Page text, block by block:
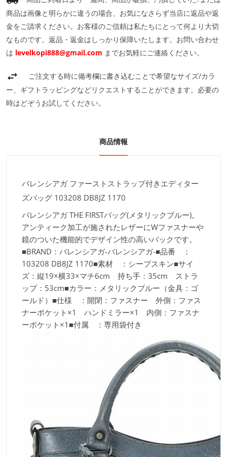
商品は画像と明らかに違うの場合、お気になさらず当店に返品や返
金をご請求ください。お客様のご信頼は私たちにとって何より大切
なものです。返品・返金はしっかり保障いたします。お問い合わせ
は levelkopi888@gmail.com までお気軽にご連絡ください。
ご注文する時に備考欄に書き込むことで希望なサイズ/カラ
ー、ギフトラッピングなどリクエストすることができます。必要の
時はどぞうお試してください。
商品情報
バレンシアガ ファーストストラップ付きエディター
ズバッグ 103208 DB8JZ 1170
バレンシアガ THE FIRSTバッグ(メタリックブルー)。
アンティーク加工が施されたレザーにWファスナーや
鏡のついた機能的でデザイン性の高いバックです。
■BRAND：バレンシアガ-バレンシアガ-■品番 ：
103208 DB8JZ 1170■素材 ：シープスキン■サイ
ズ：縦19×横33×マチ6cm 持ち手：35cm ストラ
ップ：53cm■カラー：メタリックブルー（金具：ゴ
ールド）■仕様 ：開閉：ファスナー 外側：ファス
ナーポケット×1 ハンドミラー×1 内側：ファスナ
ーポケット×1■付属 ：専用袋付き